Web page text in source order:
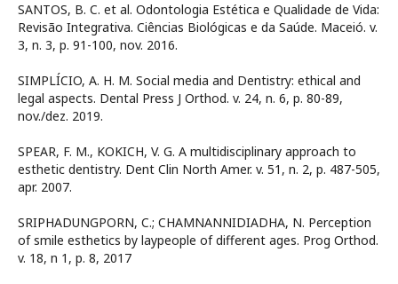
SANTOS, B. C. et al. Odontologia Estética e Qualidade de Vida:
Revisão Integrativa. Ciências Biológicas e da Saúde. Maceió. v.
3, n. 3, p. 91-100, nov. 2016.
SIMPLÍCIO, A. H. M. Social media and Dentistry: ethical and
legal aspects. Dental Press J Orthod. v. 24, n. 6, p. 80-89,
nov./dez. 2019.
SPEAR, F. M., KOKICH, V. G. A multidisciplinary approach to
esthetic dentistry. Dent Clin North Amer. v. 51, n. 2, p. 487-505,
apr. 2007.
SRIPHADUNGPORN, C.; CHAMNANNIDIADHA, N. Perception
of smile esthetics by laypeople of different ages. Prog Orthod.
v. 18, n 1, p. 8, 2017